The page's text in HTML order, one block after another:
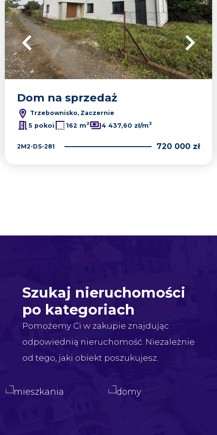
Dom na sprzedaż
Trzebownisko, Zaczernie
5 pokoi
162 m2 4 437,60 zł/m2
2M2-DS-281 720 000 zł
Szukaj nieruchomości
po kategoriach
Pomożemy Ci w zakupie znajdując
odpowiednią nieruchomość. Niezależnie
od tego, jaki obiekt poszukujesz.